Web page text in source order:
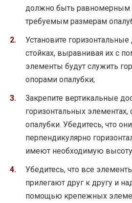
должно быть равномерным
требуемым размерам
Установите
стойках, выравнивая их с
элементы будут служить
опорами опалубки;
Закрепите вертикальные
горизонтальных
опалубки. Убедитесь, что
перпендикулярно
имеют необходимую
Убедитесь, что все
прилегают друг к другу и
помощью крепежных